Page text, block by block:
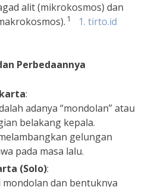
alit (mikrokosmos) dan
1
1. tirto.id
Perbedaannya
:
adanya “mondolan” atau
belakang kepala.
gelungan
pada masa lalu.
(Solo):
mondolan dan bentuknya